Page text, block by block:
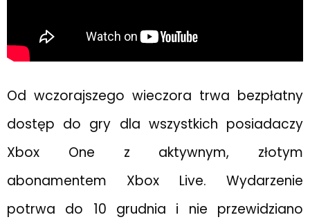
Od wczorajszego wieczora trwa bezpłatny
dostęp do gry dla wszystkich posiadaczy
Xbox One z aktywnym, złotym
abonamentem Xbox Live. Wydarzenie
potrwa do 10 grudnia i nie przewidziano